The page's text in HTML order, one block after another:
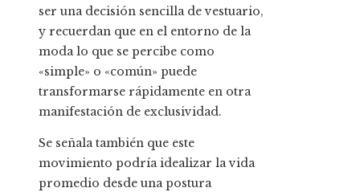
ser una decisión sencilla de vestuario,
y recuerdan que en el entorno de la
moda lo que se percibe como
«simple» o «común» puede
transformarse rápidamente en otra
manifestación de exclusividad.
Se señala también que este
movimiento podría idealizar la vida
promedio desde una postura